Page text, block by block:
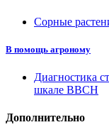
Сорные
В помощь агроному
Диагностика
шкале ВВСН
Дополнительно